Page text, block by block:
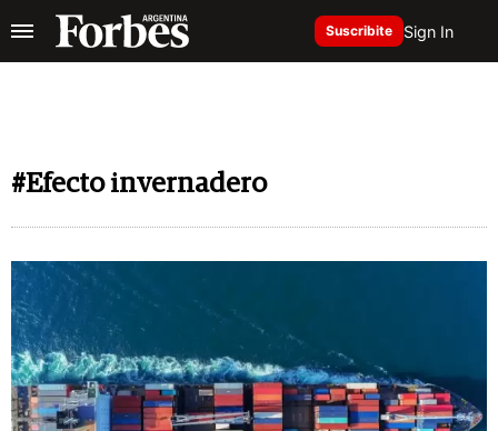
Suscribite Sign In
#Efecto invernadero